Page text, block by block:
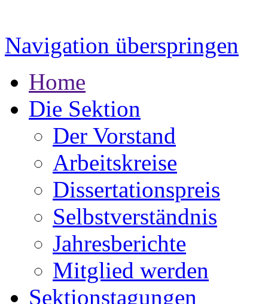
Navigation überspringen
Home
Die Sektion
Der Vorstand
Arbeitskreise
Dissertationspreis
Selbstverständnis
Jahresberichte
Mitglied werden
Sektionstagungen